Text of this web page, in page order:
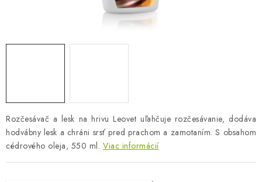
Obchodné podmienky
Dodacie podmienky
Podmienky ochrany osobných údajov
Napíšte nám
Rozčesávač a lesk na hrivu Leovet uľahčuje rozčesávanie, dodáva
hodvábny lesk a chráni srsť pred prachom a zamotaním. S obsahom
cédrového oleja, 550 ml. Viac informácií